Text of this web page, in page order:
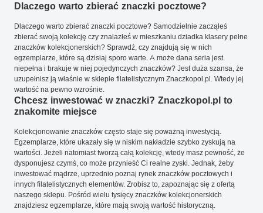
Dlaczego warto zbierać znaczki pocztowe?
Dlaczego warto zbierać znaczki pocztowe? Samodzielnie zacząłeś
zbierać swoją kolekcję czy znalazłeś w mieszkaniu dziadka klasery pełne
znaczków kolekcjonerskich? Sprawdź, czy znajdują się w nich
egzemplarze, które są dzisiaj sporo warte. A może dana seria jest
niepełna i brakuje w niej pojedynczych znaczków? Jest duża szansa, że
uzupełnisz ją właśnie w sklepie filatelistycznym Znaczkopol.pl. Wtedy jej
wartość na pewno wzrośnie.
Chcesz inwestować w znaczki? Znaczkopol.pl to
znakomite miejsce
Kolekcjonowanie znaczków często staje się poważną inwestycją.
Egzemplarze, które ukazały się w niskim nakładzie szybko zyskują na
wartości. Jeżeli natomiast tworzą całą kolekcję, wtedy masz pewność, że
dysponujesz czymś, co może przynieść Ci realne zyski. Jednak, żeby
inwestować mądrze, uprzednio poznaj rynek znaczków pocztowych i
innych filatelistycznych elementów. Zrobisz to, zapoznając się z ofertą
naszego sklepu. Pośród wielu tysięcy znaczków kolekcjonerskich
znajdziesz egzemplarze, które mają swoją wartość historyczną.